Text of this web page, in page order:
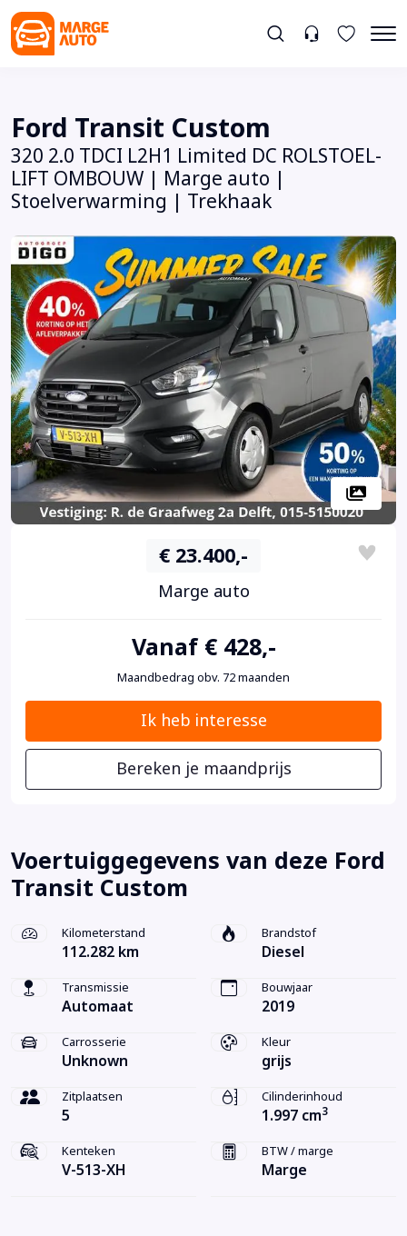
Ford Transit Custom
320 2.0 TDCI L2H1 Limited DC ROLSTOEL-
LIFT OMBOUW | Marge auto |
Stoelverwarming | Trekhaak
€ 23.400,-
Marge auto
Vanaf € 428,-
Maandbedrag obv. 72 maanden
Ik heb interesse
Bereken je maandprijs
Voertuiggegevens van deze Ford
Transit Custom
Kilometerstand
112.282 km
Brandstof
Diesel
Transmissie
Automaat
Bouwjaar
2019
Carrosserie
Unknown
Kleur
grijs
Zitplaatsen
5
Cilinderinhoud
1.997 cm3
Kenteken
V-513-XH
BTW / marge
Marge